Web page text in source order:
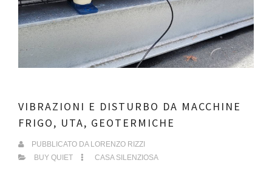
VIBRAZIONI E DISTURBO DA MACCHINE
FRIGO, UTA, GEOTERMICHE
PUBBLICATO DA LORENZO RIZZI
BUY QUIET
CASA SILENZIOSA